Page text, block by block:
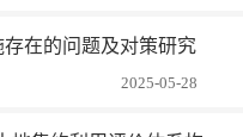
在的问题及对策研究
2025-05-28